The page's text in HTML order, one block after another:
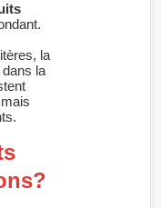
la
dans la